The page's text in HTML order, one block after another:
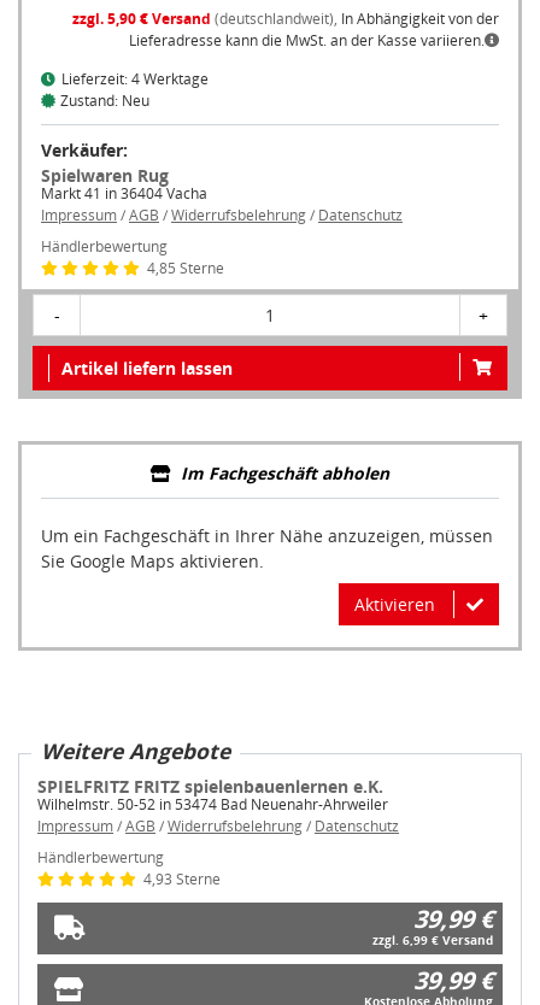
zzgl. 5,90 € Versand (deutschlandweit), In Abhängigkeit von der
Lieferadresse kann die MwSt. an der Kasse variieren.
Lieferzeit: 4 Werktage
Zustand: Neu
Verkäufer:
Spielwaren Rug
Markt 41 in 36404 Vacha
Impressum / AGB /Widerrufsbelehrung / Datenschutz
Händlerbewertung
4,85 Sterne
1 +
Artikel liefern lassen
Im Fachgeschäft abholen
Um ein Fachgeschäft in Ihrer Nähe anzuzeigen, müssen
Sie Google Maps aktivieren.
Aktivieren
Weitere Angebote
SPIELFRITZ FRITZ spielenbauenlernen e.K.
Wilhelmstr. 50-52 in 53474 Bad Neuenahr-Ahrweiler
Impressum / AGB /Widerrufsbelehrung / Datenschutz
Händlerbewertung
4,93 Sterne
39,99 €
zzgl. 6,99 € Versand
39,99 €
Kostenlose Abholung